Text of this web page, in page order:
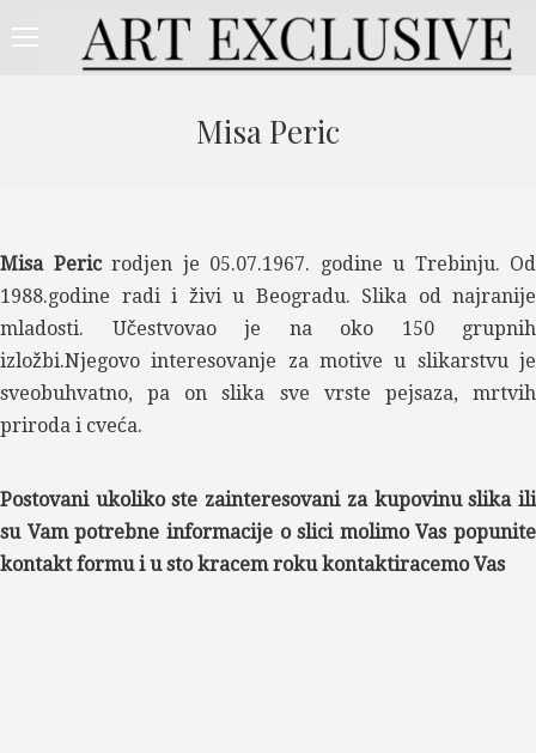
Misa Peric
Misa Pericrodjen je 05.07.1967. godine u Trebinju. Od
1988.godine radi i živi u Beogradu. Slika od najranije
mladosti. Učestvovao je na oko 150 grupnih
izložbi.Njegovo interesovanje za motive u slikarstvu je
sveobuhvatno, pa on slika sve vrste pejsaza, mrtvih
priroda i cveća.
Postovani ukoliko ste zainteresovani za kupovinu slika ili
su Vam potrebne informacije o slici molimo Vas popunite
kontakt formu i u sto kracem roku kontaktiracemo Vas